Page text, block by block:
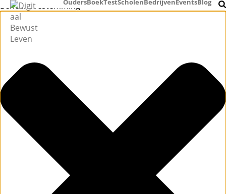
Beheer toestemming
OudersBoekTestScholen Bedrijven EventsBlog